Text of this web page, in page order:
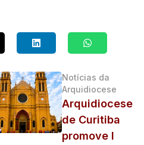
Notícias da
Arquidiocese
Arquidiocese
de Curitiba
promove I